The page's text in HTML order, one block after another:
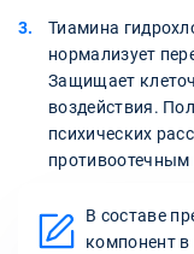
Тиамина
нормализует
Защищает
воздействия.
психических
противоотечным
В составе
компонент в